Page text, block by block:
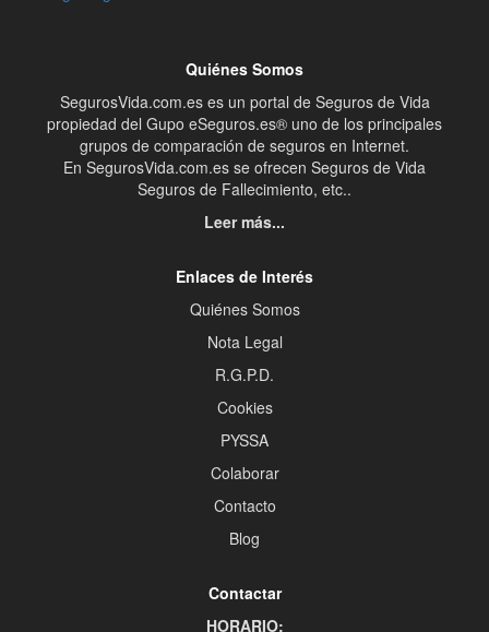
Quiénes Somos
SegurosVida.com.es es un portal de Seguros de Vida
propiedad del Gupo eSeguros.es® uno de los principales
grupos de comparación de seguros en Internet.
En SegurosVida.com.es se ofrecen Seguros de Vida
Seguros de Fallecimiento, etc..
Leer más...
Enlaces de Interés
Quiénes Somos
Nota Legal
R.G.P.D.
Cookies
PYSSA
Colaborar
Contacto
Blog
Contactar
HORARIO: